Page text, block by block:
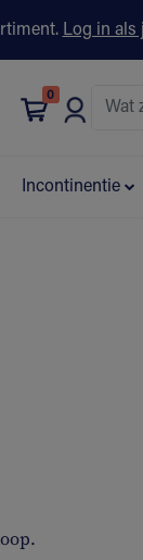
Log in als
0
Incontinentie